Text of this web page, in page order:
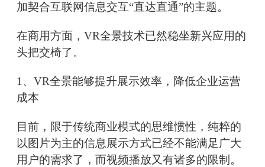
加契合互联网信息交互“直达直通”的主题。
在商用方面，VR全景技术已然稳坐新兴应用的
头把交椅了。
1、VR全景能够提升展示效率，降低企业运营
成本
目前，限于传统商业模式的思维惯性，纯粹的
以图片为主的信息展示方式已经不能满足广大
用户的需求了，而视频播放又有诸多的限制。